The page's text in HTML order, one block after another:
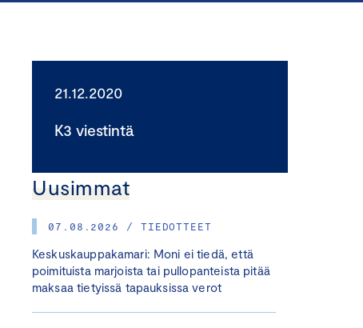
21.12.2020
K3 viestintä
Uusimmat
07.08.2026 / TIEDOTTEET
Keskuskauppakamari: Moni ei tiedä, että
poimituista marjoista tai pullopanteista pitää
maksaa tietyissä tapauksissa verot